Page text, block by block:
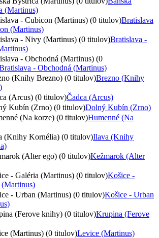
(Martinus)
- Cubicon (Martinus) (0 titulov)Bratislava
(Martinus)
- Nivy (Martinus) (0 titulov)Bratislava -
- Obchodná (Martinus) (0
- Obchodná (Martinus)
(Knihy Brezno) (0 titulov)Brezno (Knihy
(Arcus) (0 titulov)Čadca (Arcus)
Kubín (Zrno) (0 titulov)Dolný Kubín (Zrno)
(Na korze) (0 titulov)Humenné (Na
(Knihy Kornélia) (0 titulov)Ilava (Knihy
(Alter ego) (0 titulov)Kežmarok (Alter
- Galéria (Martinus) (0 titulov)Košice -
(Martinus)
- Urban (Martinus) (0 titulov)Košice - Urban
(Ferove knihy) (0 titulov)Krupina (Ferove
(Martinus) (0 titulov)Levice (Martinus)